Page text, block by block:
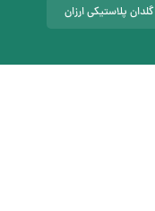
گلدان پلاستیکی ارزان